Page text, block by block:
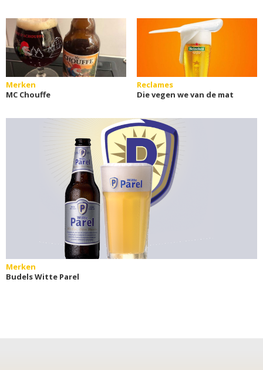
Merken
MC Chouffe
Reclames
Die vegen we van de mat
Merken
Budels Witte Parel